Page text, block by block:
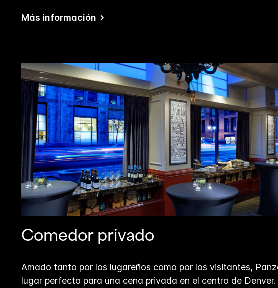
Más información
Comedor privado
Amado tanto por los lugareños como por los visitantes,
lugar perfecto para una cena privada en el centro de